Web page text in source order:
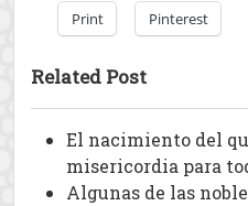
Print Pinterest
Related Post
El nacimiento del
misericordia para
Algunas de las